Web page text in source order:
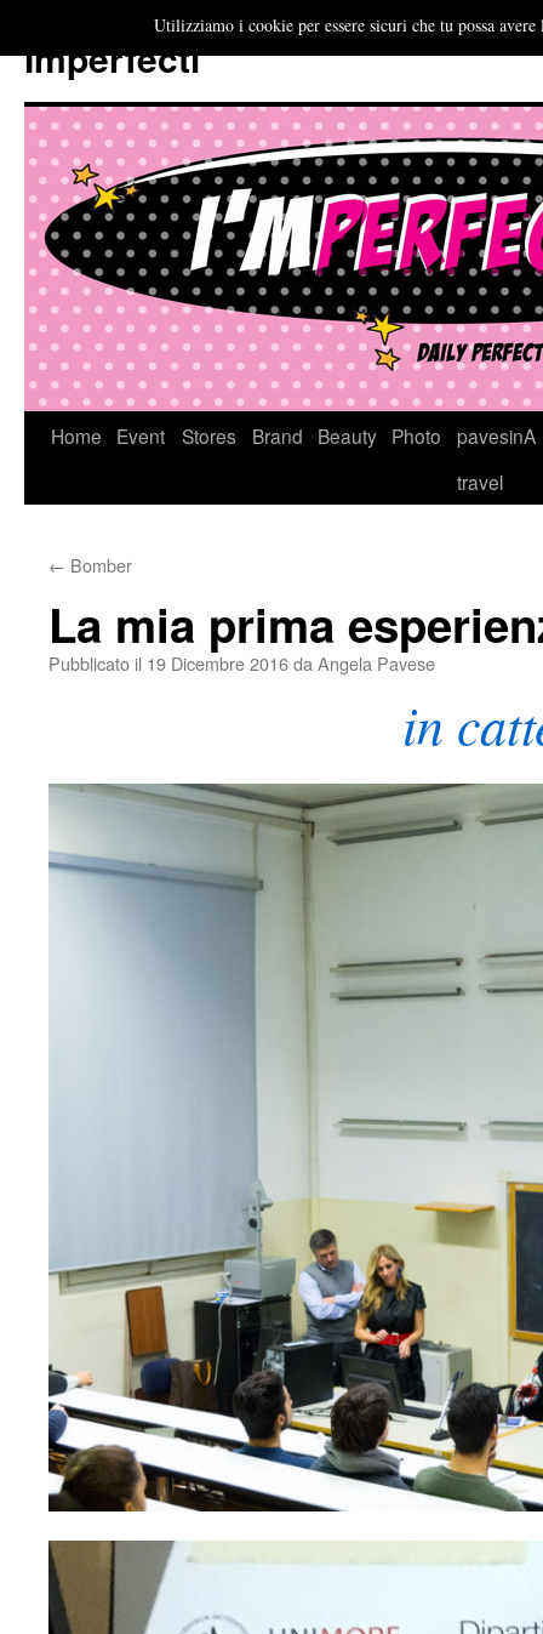
Imperfecti
VaiHome Event Stores Brand Beauty Photo
pavesinA
travel
← Bomber
La mia prima
Pubblicato il 19 Dicembre 2016da Angela Pavese
in
Utilizziamo i cookie per essere sicuri che tu possa